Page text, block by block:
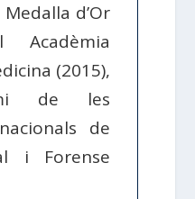
d’Or
(2015),
de les
de
i Forense